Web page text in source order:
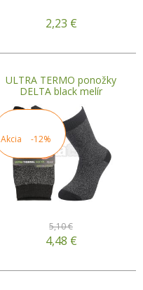
2,23 €
ULTRA TERMO ponožky
DELTA black melír
Akcia -12%
5,10 €
4,48 €